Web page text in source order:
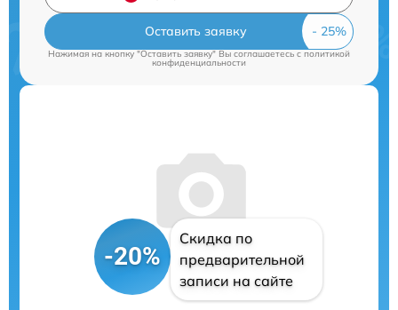
Оставить заявку
Нажимая на кнопку "Оставить заявку" Вы соглашаетесь cполитикой
конфиденциальности
-20%
Скидка по
предварительной
записи на сайте